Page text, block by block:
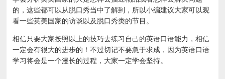
的，这些都可以从脱口秀当中了解到，所以小编建议大家可以观
看一些英美国家的访谈以及脱口秀类的节目。
相信只要大家按照以上的技巧去练习自己的英语口语能力，相信
一定会有很大的进步的！不过切记不要急于求成，因为英语口语
学习将会是一个漫长的过程，大家一定学会坚持。